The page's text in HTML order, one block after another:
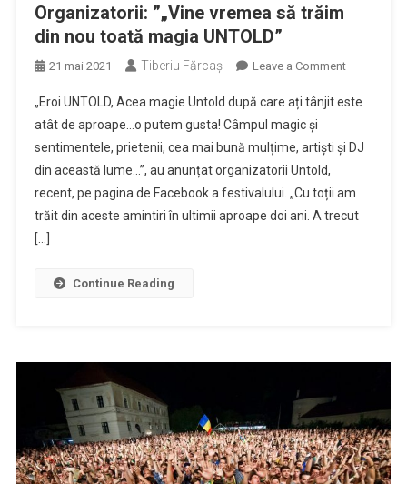
Organizatorii: ”„Vine vremea să trăim
din nou toată magia UNTOLD”
21 mai 2021 Tiberiu Fărcaş Leave a Commenton
”„Vine
să
din
nou
„Eroi UNTOLD, Acea magie Untold după care ați tânjit este
atât de aproape…o putem gusta! Câmpul magic și
sentimentele, prietenii, cea mai bună mulțime, artiști și DJ
din această lume…”, au anunțat organizatorii Untold,
recent, pe pagina de Facebook a festivalului. „Cu toții am
trăit din aceste amintiri în ultimii aproape doi ani. A trecut
[…]
Continue Reading